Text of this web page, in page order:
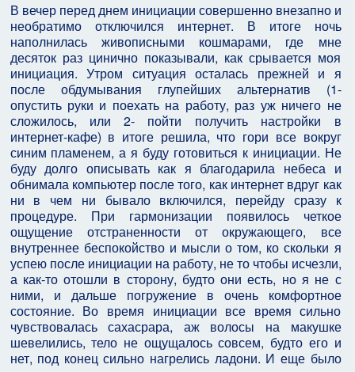
В вечер перед днем инициации совершенно внезапно и
необратимо отключился интернет. В итоге ночь
наполнилась живописными кошмарами, где мне
десяток раз цинично показывали, как срывается моя
инициация. Утром ситуация осталась прежней и я
после обдумывания глупейших альтернатив (1-
опустить руки и поехать на работу, раз уж ничего не
сложилось, или 2- пойти получить настройки в
интернет-кафе) в итоге решила, что гори все вокруг
синим пламенем, а я буду готовиться к инициации. Не
буду долго описывать как я благодарила небеса и
обнимала компьютер после того, как интернет вдруг как
ни в чем ни бывало включился, перейду сразу к
процедуре. При гармонизации появилось четкое
ощущение отстраненности от окружающего, все
внутреннее беспокойство и мысли о том, ко скольки я
успею после инициации на работу, не то чтобы исчезли,
а как-то отошли в сторону, будто они есть, но я не с
ними, и дальше погружение в очень комфортное
состояние. Во время инициации все время сильно
чувствовалась сахасрара, аж волосы на макушке
шевелились, тело не ощущалось совсем, будто его и
нет, под конец сильно нагрелись ладони. И еще было